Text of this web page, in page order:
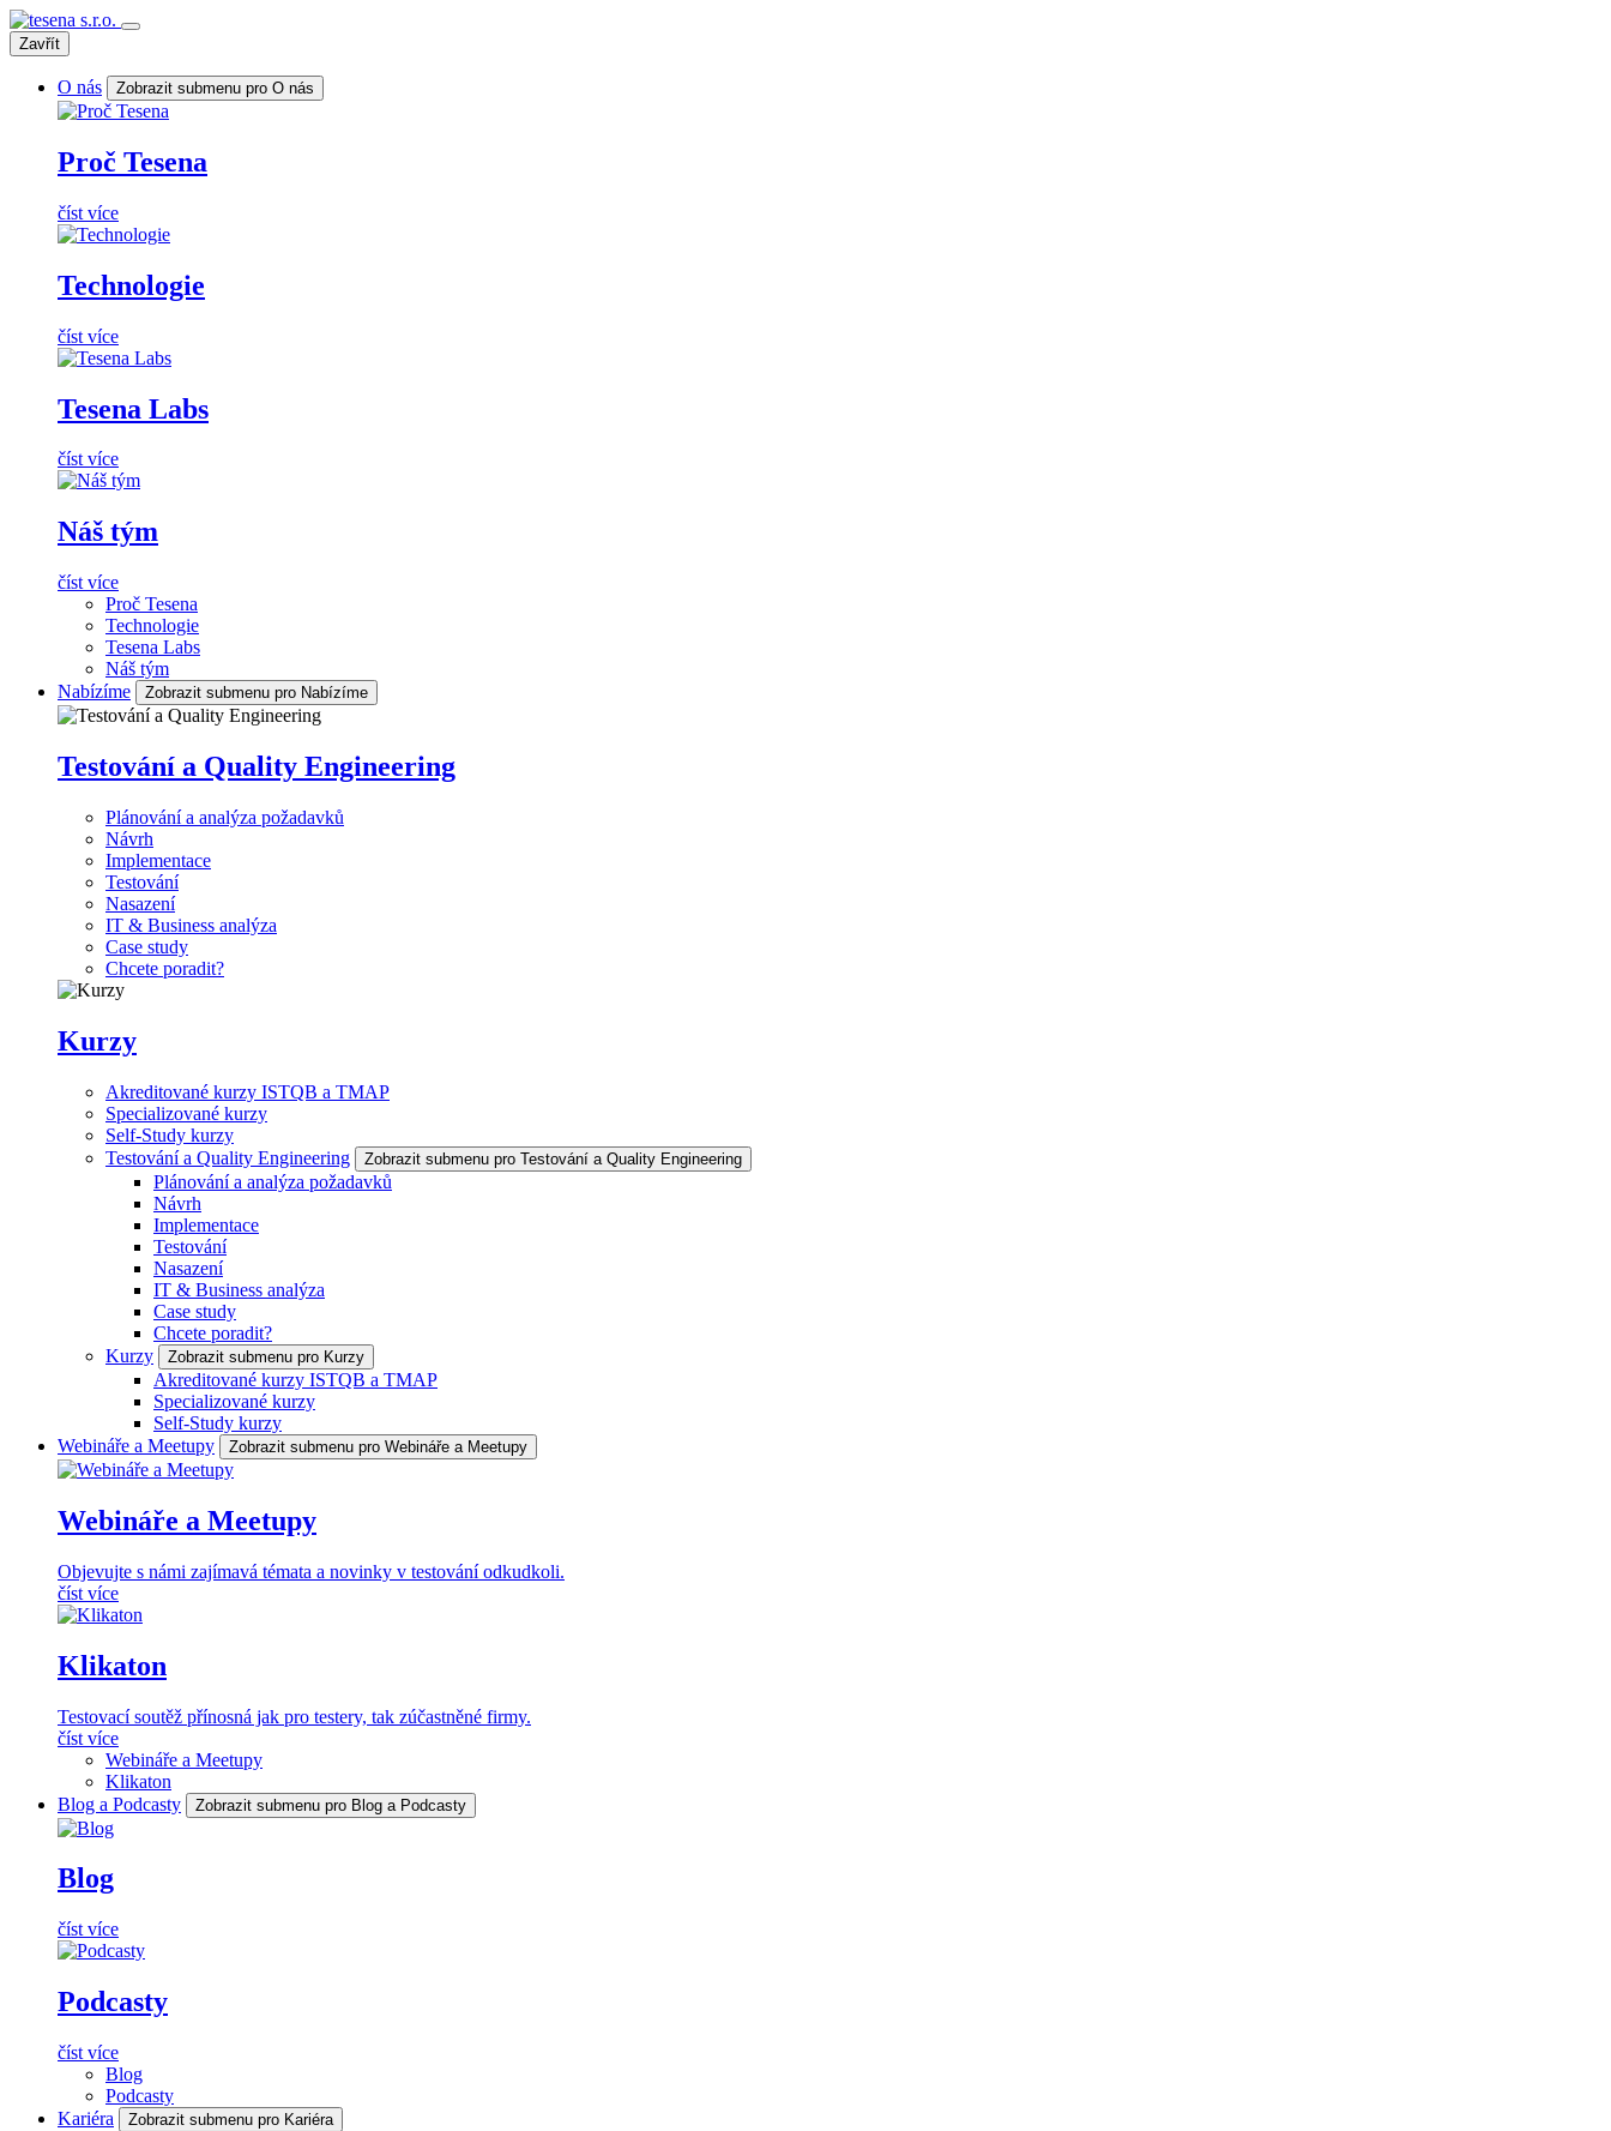
Zavřít
O nás Zobrazit submenu pro O nás
Proč Tesena
číst více
Technologie
číst více
Tesena Labs
číst více
Náš tým
číst více
Proč Tesena
Technologie
Tesena Labs
Náš tým
Nabízíme
Zobrazit submenu pro Nabízíme
Testování a Quality Engineering
Plánování a analýza požadavků
Návrh
Implementace
Testování
Nasazení
IT & Business analýza
Case study
Chcete poradit?
Kurzy
Akreditované kurzy ISTQB a TMAP
Specializované kurzy
Self-Study kurzy
Testování a Quality Engineering
Zobrazit submenu pro Testování a Quality Engineering
Plánování a analýza požadavků
Návrh
Implementace
Testování
Nasazení
IT & Business analýza
Case study
Chcete poradit?
Kurzy
Zobrazit submenu pro Kurzy
Akreditované kurzy ISTQB a TMAP
Specializované kurzy
Self-Study kurzy
Webináře a Meetupy
Zobrazit submenu pro Webináře a Meetupy
Webináře a Meetupy
Objevujte s námi zajímavá témata a novinky v testování odkudkoli.
číst více
Klikaton
Testovací soutěž přínosná jak pro testery, tak zúčastněné firmy.
číst více
Webináře a Meetupy
Klikaton
Blog a Podcasty
Zobrazit submenu pro Blog a Podcasty
Blog
číst více
Podcasty
číst více
Blog
Podcasty
Kariéra
Zobrazit submenu pro Kariéra